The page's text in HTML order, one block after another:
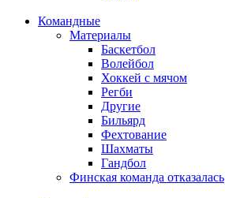
Командные
Материалы
Баскетбол
Волейбол
Хоккей с мячом
Регби
Другие
Бильярд
Фехтование
Шахматы
Гандбол
Финская команда отказалась